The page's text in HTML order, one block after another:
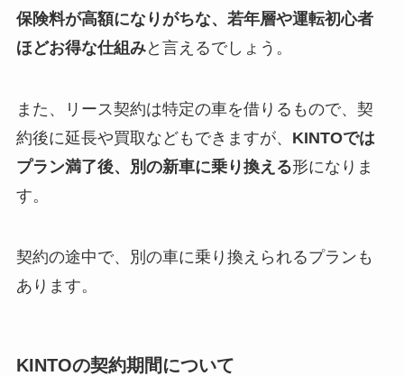
保険料が高額になりがちな、若年層や運転初心者
ほどお得な仕組みと言えるでしょう。
また、リース契約は特定の車を借りるもので、契
約後に延長や買取などもできますが、 KINTOでは
プラン満了後、別の新車に乗り換える形になりま
す。
契約の途中で、別の車に乗り換えられるプランも
あります。
KINTOの契約期間について